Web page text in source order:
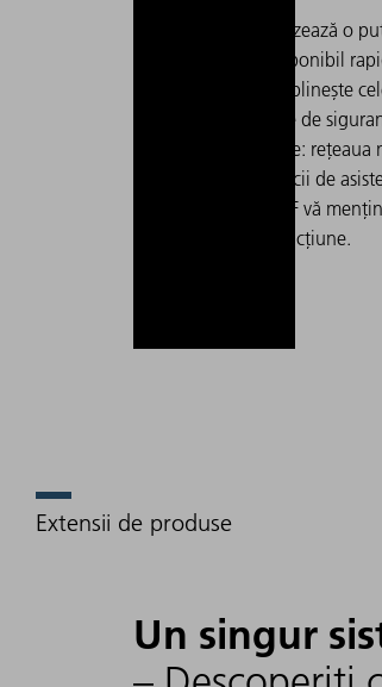
TruFiber G furnizează o
stabilă, este disponibil
mondial și îndeplinește
înalte standarde de
când este nevoie: rețeaua
globală de servicii de
tehnică TRUMPF vă
producția în funcțiune.
Extensii de produse
Un singur